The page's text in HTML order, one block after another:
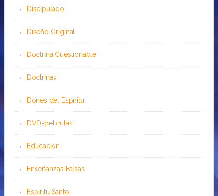
Discipulado
Diseño Original
Doctrina Cuestionable
Doctrinas
Dones del Espíritu
DVD-peliculas
Educación
Enseñanzas Falsas
Espíritu Santo